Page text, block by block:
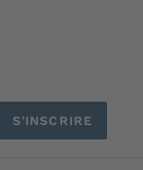
S'INSCRIRE